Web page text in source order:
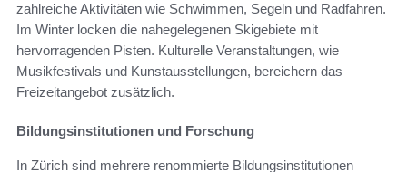
zahlreiche Aktivitäten wie Schwimmen, Segeln und Radfahren.
Im Winter locken die nahegelegenen Skigebiete mit
hervorragenden Pisten. Kulturelle Veranstaltungen, wie
Musikfestivals und Kunstausstellungen, bereichern das
Freizeitangebot zusätzlich.
Bildungsinstitutionen und Forschung
In Zürich sind mehrere renommierte Bildungsinstitutionen